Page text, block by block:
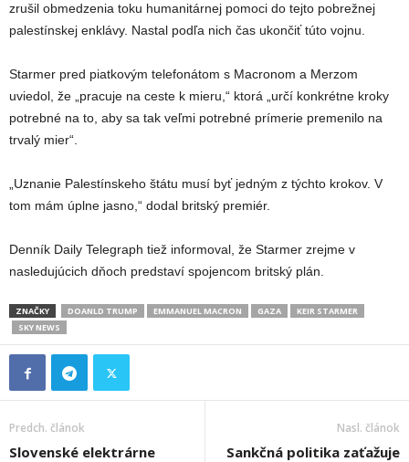
zrušil obmedzenia toku humanitárnej pomoci do tejto pobrežnej
palestínskej enklávy. Nastal podľa nich čas ukončiť túto vojnu.
Starmer pred piatkovým telefonátom s Macronom a Merzom
uviedol, že „pracuje na ceste k mieru,“ ktorá „určí konkrétne kroky
potrebné na to, aby sa tak veľmi potrebné prímerie premenilo na
trvalý mier“.
„Uznanie Palestínskeho štátu musí byť jedným z týchto krokov. V
tom mám úplne jasno,“ dodal britský premiér.
Denník Daily Telegraph tiež informoval, že Starmer zrejme v
nasledujúcich dňoch predstaví spojencom britský plán.
ZNAČKY DOANLD TRUMP EMMANUEL MACRON GAZA
KEIR STARMER
SKY NEWS
Predch. článok
Slovenské elektrárne
Nasl. článok
Sankčná politika zaťažuje